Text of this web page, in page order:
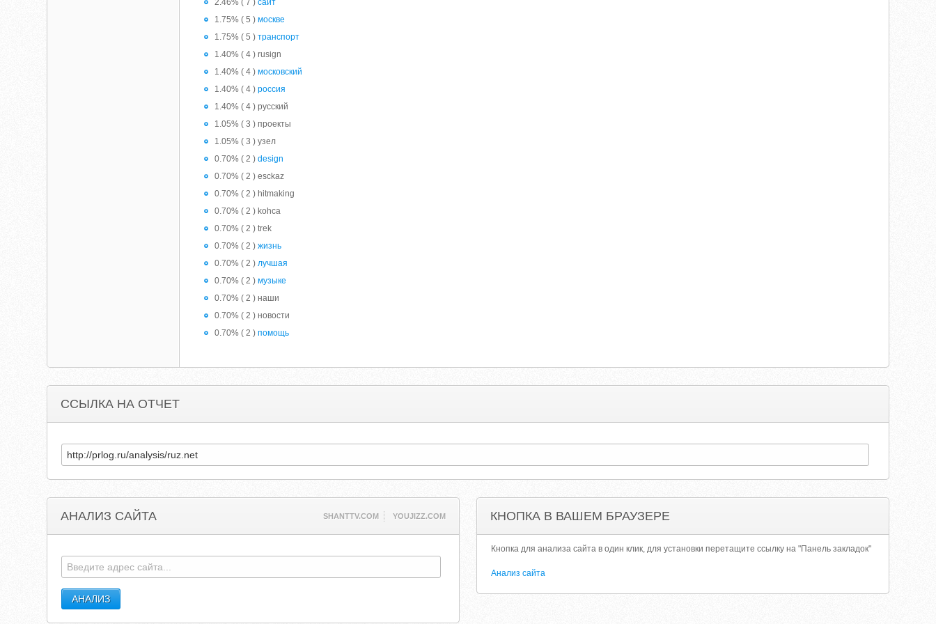
2.46% ( 7 )сайт
1.75% ( 5 )москве
1.75% ( 5 )транспорт
1.40% ( 4 ) rusign
1.40% ( 4 )московский
1.40% ( 4 )россия
1.40% ( 4 ) русский
1.05% ( 3 ) проекты
1.05% ( 3 ) узел
0.70% ( 2 )design
0.70% ( 2 ) esckaz
0.70% ( 2 ) hitmaking
0.70% ( 2 ) kohca
0.70% ( 2 ) trek
0.70% ( 2 )жизнь
0.70% ( 2 )лучшая
0.70% ( 2 )музыке
0.70% ( 2 ) наши
0.70% ( 2 ) новости
0.70% ( 2 )помощь
ССЫЛКА НА ОТЧЕТ
АНАЛИЗ САЙТА SHANTTV.COM YOUJIZZ.COM КНОПКА В ВАШЕМ БРАУЗЕРЕ
Кнопка для анализа сайта в один клик, для установки перетащите ссылку на "Панель закладок"
Анализ сайта